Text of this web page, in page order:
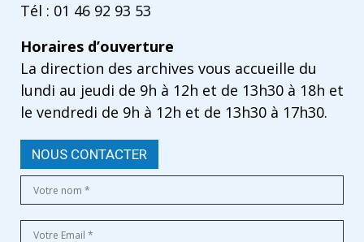
Tél : 01 46 92 93 53
Horaires d’ouverture
La direction des archives vous accueille du
lundi au jeudi de 9h à 12h et de 13h30 à 18h et
le vendredi de 9h à 12h et de 13h30 à 17h30.
NOUS CONTACTER